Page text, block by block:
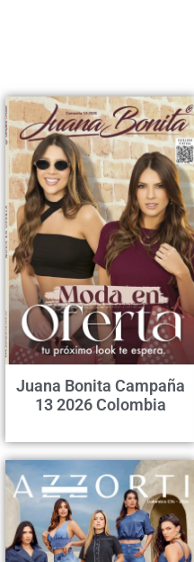
Juana Bonita Campaña
13 2026 Colombia